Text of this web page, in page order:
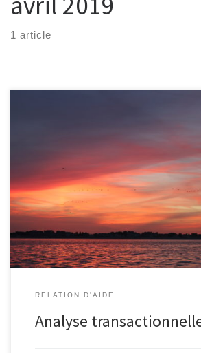
1 article
L’analyse transactionnelle est un outil
aider les personnes en difficultés à changer
des outils simples et faciles d’utilisation.
s’appuie sur le postulat de psychologie
personne est « fondamentalement correcte
l’importance et de la […]
RELATION D'AIDE
Analyse